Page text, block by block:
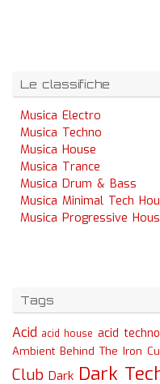
Le classifiche
Musica Electro
Musica Techno
Musica House
Musica Trance
Musica Drum & Bass
Musica Minimal Tech
Musica Progressive
Tags
Acid acid house acid techno
Ambient Behind The Iron
Club Dark Dark